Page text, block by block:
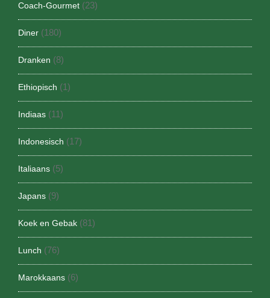
Coach-Gourmet (23)
Diner (180)
Dranken (8)
Ethiopisch (1)
Indiaas (11)
Indonesisch (17)
Italiaans (5)
Japans (9)
Koek en Gebak (81)
Lunch (76)
Marokkaans (6)